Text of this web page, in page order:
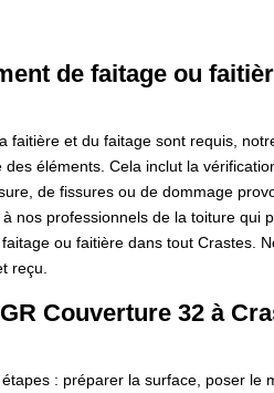
de faitage ou
faitière et du faitage sont requis,
éléments. Cela inclut la
de fissures ou de dommage
nos professionnels de la toiture qui
ou faitière dans tout Crastes.
reçu.
Couverture 32 à
: préparer la surface, poser le